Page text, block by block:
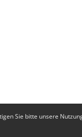
Sie bitte unsere